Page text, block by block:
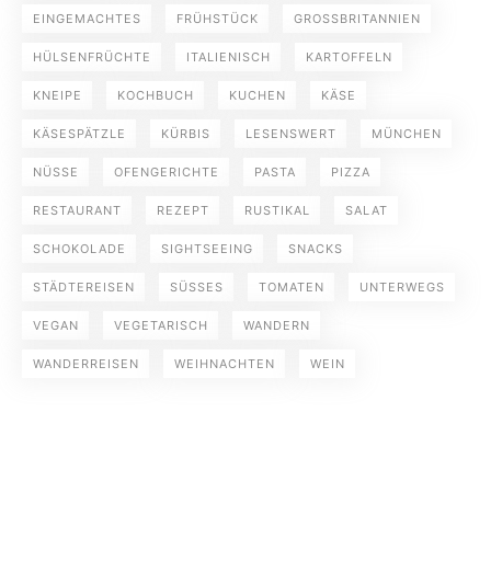
EINGEMACHTES FRÜHSTÜCK GROSSBRITANNIEN
HÜLSENFRÜCHTE ITALIENISCH KARTOFFELN
KNEIPE KOCHBUCH KUCHEN KÄSE
KÄSESPÄTZLE KÜRBIS LESENSWERT MÜNCHEN
NÜSSE OFENGERICHTE PASTA PIZZA
RESTAURANT REZEPT RUSTIKAL SALAT
SCHOKOLADE SIGHTSEEING SNACKS
STÄDTEREISEN SÜSSES TOMATEN UNTERWEGS
VEGAN VEGETARISCH WANDERN
WANDERREISEN WEIHNACHTEN WEIN